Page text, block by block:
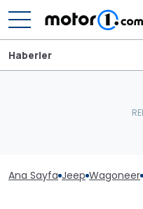
Haberler
Ana Sayfa Jeep Wagoneer